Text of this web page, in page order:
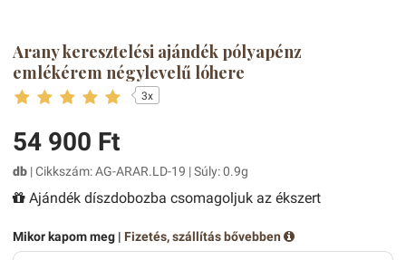
Arany keresztelési ajándék pólyapénz
emlékérem négylevelű lóhere
3x
54 900 Ft
db | Cikkszám: AG-ARAR.LD-19 | Súly: 0.9g
Ajándék díszdobozba csomagoljuk az ékszert
Mikor kapom meg | Fizetés, szállítás bővebben